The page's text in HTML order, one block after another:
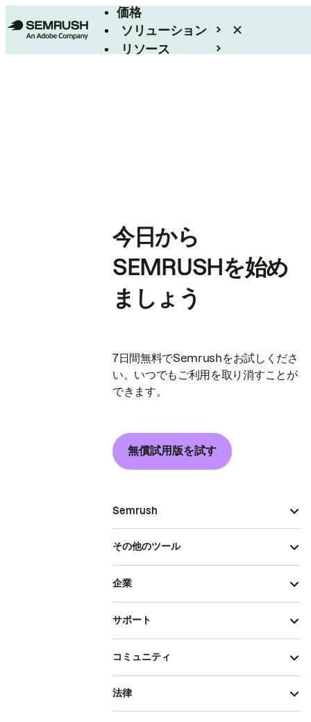
価格
ソリューション
リソース
今日から
SEMRUSHを始め
ましょう
7日間無料でSemrushをお試しくださ
い。いつでもご利用を取り消すことが
できます。
無償試用版を試す
Semrush
その他のツール
企業
サポート
コミュニティ
法律